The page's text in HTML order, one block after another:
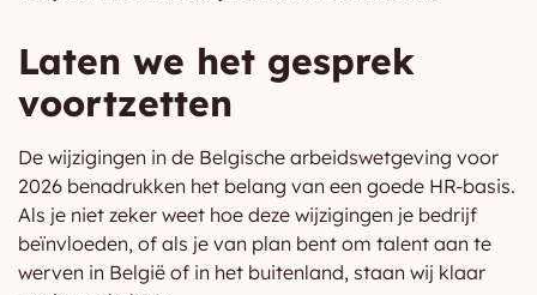
Laten we het gesprek
voortzetten
De wijzigingen in de Belgische arbeidswetgeving voor
2026 benadrukken het belang van een goede HR-basis.
Als je niet zeker weet hoe deze wijzigingen je bedrijf
beïnvloeden, of als je van plan bent om talent aan te
werven in België of in het buitenland, staan wij klaar